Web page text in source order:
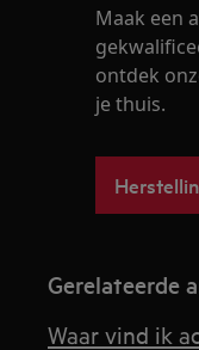
Maak een
ontdek
je thuis.
Gerelateerde
Waar vind ik